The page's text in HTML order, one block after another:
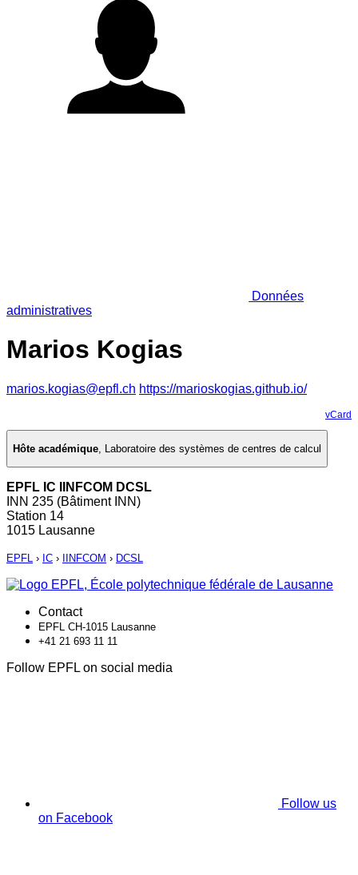
Données
administratives
Marios Kogias
marios.kogias@epfl.ch https://marioskogias.github.io/
vCard
Hôte académique, Laboratoire des systèmes de centres de calcul
EPFL IC IINFCOM DCSL
INN 235 (Bâtiment INN)
Station 14
1015 Lausanne
EPFL › IC › IINFCOM › DCSL
Contact
EPFL CH-1015 Lausanne
+41 21 693 11 11
Follow EPFL on social media
Follow us
on Facebook